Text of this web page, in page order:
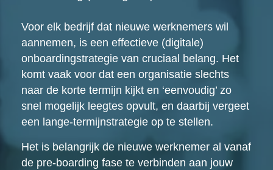
Voor elk bedrijf dat nieuwe werknemers wil
aannemen, is een effectieve (digitale)
onboardingstrategie van cruciaal belang. Het
komt vaak voor dat een organisatie slechts
naar de korte termijn kijkt en ‘eenvoudig’ zo
snel mogelijk leegtes opvult, en daarbij vergeet
een lange-termijnstrategie op te stellen.
Het is belangrijk de nieuwe werknemer al vanaf
de pre-boarding fase te verbinden aan jouw